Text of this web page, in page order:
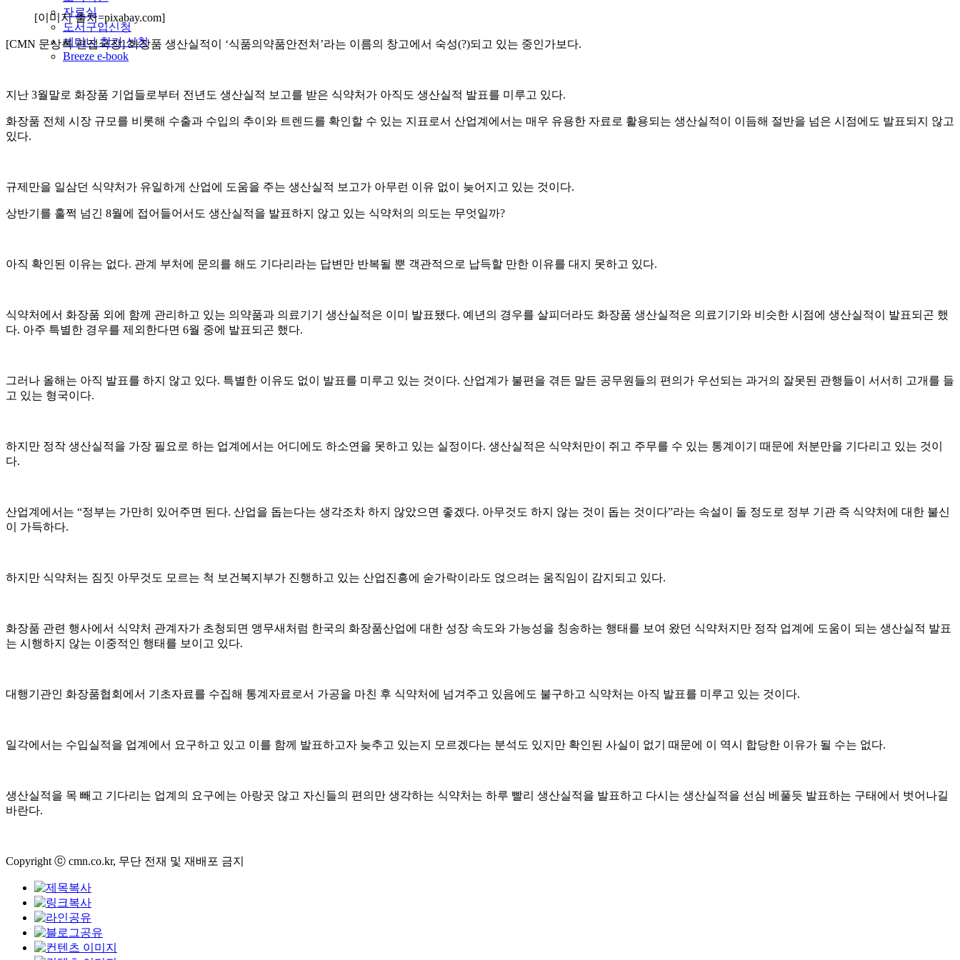
자료실
도서구입신청
세미나 참가 신청
Breeze e-book
[이미지 출처=pixabay.com]
[CMN 문상록 편집국장] 화장품 생산실적이 ‘식품의약품안전처’라는 이름의 창고에서 숙성(?)되고 있는 중인가보다.
지난 3월말로 화장품 기업들로부터 전년도 생산실적 보고를 받은 식약처가 아직도 생산실적 발표를 미루고 있다.
화장품 전체 시장 규모를 비롯해 수출과 수입의 추이와 트렌드를 확인할 수 있는 지표로서 산업계에서는 매우 유용한 자료로 활용되는 생산실적이 이듬해 절반을 넘은 시점에도 발표되지 않고
있다.
규제만을 일삼던 식약처가 유일하게 산업에 도움을 주는 생산실적 보고가 아무런 이유 없이 늦어지고 있는 것이다.
상반기를 훌쩍 넘긴 8월에 접어들어서도 생산실적을 발표하지 않고 있는 식약처의 의도는 무엇일까?
아직 확인된 이유는 없다. 관계 부처에 문의를 해도 기다리라는 답변만 반복될 뿐 객관적으로 납득할 만한 이유를 대지 못하고 있다.
식약처에서 화장품 외에 함께 관리하고 있는 의약품과 의료기기 생산실적은 이미 발표됐다. 예년의 경우를 살피더라도 화장품 생산실적은 의료기기와 비슷한 시점에 생산실적이 발표되곤 했
다. 아주 특별한 경우를 제외한다면 6월 중에 발표되곤 했다.
그러나 올해는 아직 발표를 하지 않고 있다. 특별한 이유도 없이 발표를 미루고 있는 것이다. 산업계가 불편을 겪든 말든 공무원들의 편의가 우선되는 과거의 잘못된 관행들이 서서히 고개를 들
고 있는 형국이다.
하지만 정작 생산실적을 가장 필요로 하는 업계에서는 어디에도 하소연을 못하고 있는 실정이다. 생산실적은 식약처만이 쥐고 주무를 수 있는 통계이기 때문에 처분만을 기다리고 있는 것이
다.
산업계에서는 “정부는 가만히 있어주면 된다. 산업을 돕는다는 생각조차 하지 않았으면 좋겠다. 아무것도 하지 않는 것이 돕는 것이다”라는 속설이 돌 정도로 정부 기관 즉 식약처에 대한 불신
이 가득하다.
하지만 식약처는 짐짓 아무것도 모르는 척 보건복지부가 진행하고 있는 산업진흥에 숟가락이라도 얹으려는 움직임이 감지되고 있다.
화장품 관련 행사에서 식약처 관계자가 초청되면 앵무새처럼 한국의 화장품산업에 대한 성장 속도와 가능성을 칭송하는 행태를 보여 왔던 식약처지만 정작 업계에 도움이 되는 생산실적 발표
는 시행하지 않는 이중적인 행태를 보이고 있다.
대행기관인 화장품협회에서 기초자료를 수집해 통계자료로서 가공을 마친 후 식약처에 넘겨주고 있음에도 불구하고 식약처는 아직 발표를 미루고 있는 것이다.
일각에서는 수입실적을 업계에서 요구하고 있고 이를 함께 발표하고자 늦추고 있는지 모르겠다는 분석도 있지만 확인된 사실이 없기 때문에 이 역시 합당한 이유가 될 수는 없다.
생산실적을 목 빼고 기다리는 업계의 요구에는 아랑곳 않고 자신들의 편의만 생각하는 식약처는 하루 빨리 생산실적을 발표하고 다시는 생산실적을 선심 베풀듯 발표하는 구태에서 벗어나길
바란다.
Copyright ⓒ cmn.co.kr, 무단 전재 및 재배포 금지